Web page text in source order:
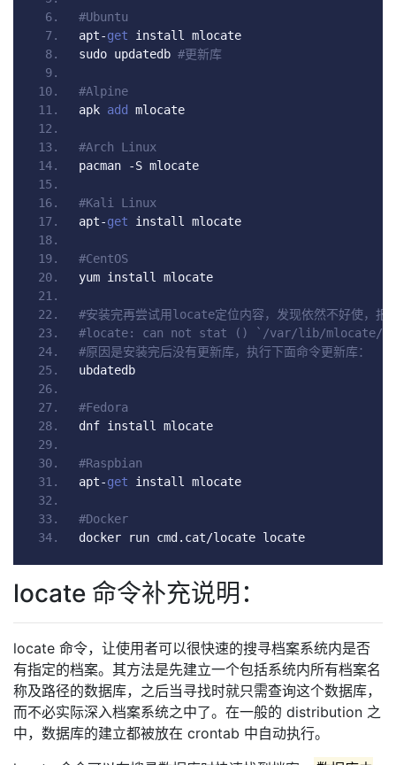
#Ubuntu
apt-get install mlocate
sudo updatedb #更新库
#Alpine
apk add mlocate
#Arch Linux
pacman
-S mlocate
#Kali Linux
apt-get install mlocate
#CentOS
yum install mlocate
#安装完再尝试用locate定位内容，发现依然不好使，
#locate: can not stat () `/var/lib/mlocate/
#原因是安装完后没有更新库，执行下面命令更新库：
ubdatedb
#Fedora
dnf install mlocate
#Raspbian
apt-get install mlocate
#Docker
docker run cmd . cat/locate locate
locate 命令补充说明：
locate 命令，让使用者可以很快速的搜寻档案系统内是否
有指定的档案。其方法是先建立一个包括系统内所有档案名
称及路径的数据库，之后当寻找时就只需查询这个数据库，
而不必实际深入档案系统之中了。在一般的 distribution 之
中，数据库的建立都被放在 crontab 中自动执行。